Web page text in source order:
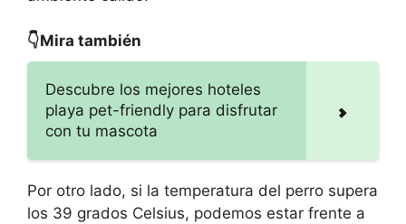
👇Mira también
Descubre los mejores hoteles
playa pet-friendly para disfrutar
con tu mascota
Por otro lado, si la temperatura del perro supera
los 39 grados Celsius, podemos estar frente a